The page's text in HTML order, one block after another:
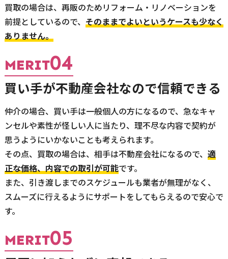
買取の場合は、再販のためリフォーム・リノベーションを
前提としているので、 そのままでよいというケースも少なく
ありません。
MERIT04
買い手が不動産会社なので信頼できる
仲介の場合、買い手は一般個人の方になるので、急なキャ
ンセルや素性が怪しい人に当たり、理不尽な内容で契約が
思うようにいかないことも考えられます。
その点、買取の場合は、相手は不動産会社になるので、 適
正な価格、内容での取引が可能です。
また、引き渡しまでのスケジュールも業者が無理がなく、
スムーズに行えるようにサポートをしてもらえるので安心で
す。
MERIT05